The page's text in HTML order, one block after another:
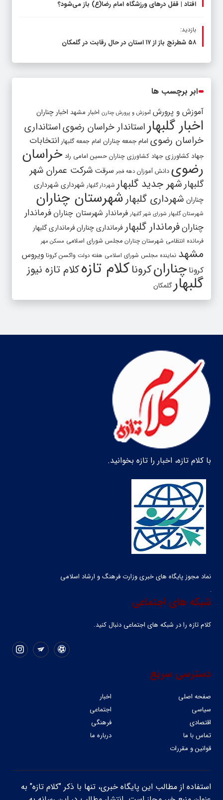
افتاد | قفل در‌های ورزشگاه امام رضا(ع) باز می‌شود؟
بازدید:
۵۸ شطرنج‌ باز از ۱۷ استان در حال رقابت در گلمکان
ابر برچسب ها
آموزش و پرورش آموزش و پرورش چنارن اخبار مشهد اخبار چناران
اخبار گلبهار استاندار خراسان رضویاستانداری
خراسان رضوی امام جمعه چناران امام جمعه گلبهار انتخابات
جهاد کشاورزی جهاد کشاورزی چناران حسین امامی راد خراسان
رضوی دانش آموزان دهه فجر سرقت شرکت عمران شهر
گلبهارشهر جدید گلبهار شهردار گلبهار شهرداری شهرداری
چناران شهرداری گلبهار شهرستان چناران
شهرستان گلبهار شورای شهر گلبهار فرماندار شهرستان چناران فرماندار
چنارانفرماندار گلبهار فرمانداری چنارانفرمانداری گلبهار
فرمانده انتظامی شهرستان چناران مجلس شورای اسلامی مسکن مهر
مشهد نماینده مجلس شورای اسلامی هفته دولت واکسن کرونا ویروس
کرونا چنارانکروناکلام تازهکلام تازه نیوز
گلبهارگلمکان
با کلام تازه، اخبار را تازه بخوانید.
نماد مجوز پایگاه های خبری وزارت فرهنگ و ارشاد اسلامی
شبکه های اجتماعی
کلام تازه را در شبکه ‌های اجتماعی دنبال کنید.
دسترسی سریع
صفحه اصلی
اخبار
سیاسی
اجتماعی
اقتصادی
فرهنگی
تماس با ما
درباره ما
قوانین و مقررات
استفاده از مطالب این پایگاه خبری، تنها با ذکر "کلام تازه" به